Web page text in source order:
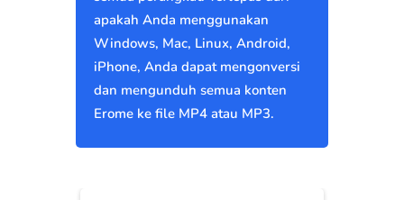
apakah Anda menggunakan
Windows, Mac, Linux, Android,
iPhone, Anda dapat mengonversi
dan mengunduh semua konten
Erome ke file MP4 atau MP3.